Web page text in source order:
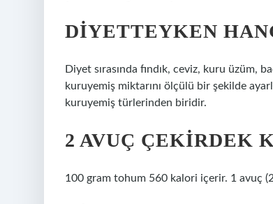
DIYETTEYKEN
Diyet sırasında fındık, ceviz, kuru
kuruyemiş miktarını ölçülü bir şekilde
kuruyemiş türlerinden biridir.
2 AVUÇ ÇEKIRDEK
100 gram tohum 560 kalori içerir. 1 avuç